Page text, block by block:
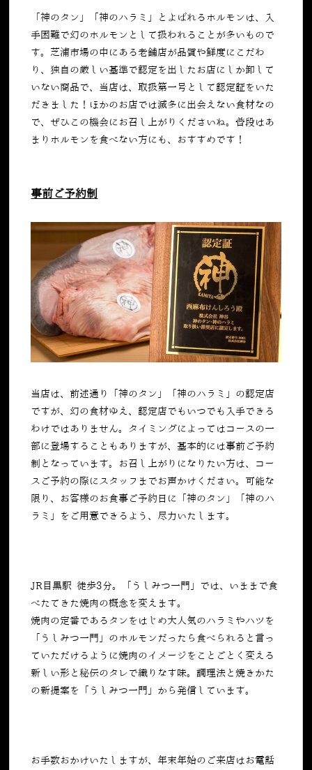
「神のタン」「神のハラミ」とよばれるホルモンは、入
手困難で幻のホルモンとして扱われることが多いもので
す。芝浦市場の中にある老舗店が品質や鮮度にこだわ
り、独自の厳しい基準で認定を出したお店にしか卸して
いない商品で、当店は、取扱第一号として認定証をいた
だきました！ほかのお店では滅多に出会えない食材なの
で、ぜひこの機会にお召し上がりくださいね。普段はあ
まりホルモンを食べない方にも、おすすめです！
事前ご予約制
当店は、前述通り「神のタン」「神のハラミ」の認定店
ですが、幻の食材ゆえ、認定店でもいつでも入手できる
わけではありません。タイミングによってはコースの一
部に登場することもありますが、基本的には事前ご予約
制となっています。お召し上がりになりたい方は、コー
スご予約の際にスタッフまでお声かけください。可能な
限り、お客様のお食事ご予約日に「神のタン」「神のハ
ラミ」をご用意できるよう、尽力いたします。
JR目黒駅 徒歩3分。「うしみつ一門」では、いままで食
べたてきた焼肉の概念を変えます。
焼肉の定番であるタンをはじめ大人気のハラミやハツを
「うしみつ一門」のホルモンだったら食べられると言っ
ていただけるように焼肉のイメージをことごとく変える
新しい形と秘伝のタレで織りなす味。調理法と焼きかた
の新提案を「うしみつ一門」から発信しています。
お手数おかけいたしますが、年末年始のご来店はお電話